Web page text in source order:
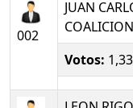
002
JUAN
Votos: